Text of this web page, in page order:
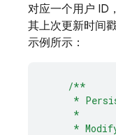
对应一个用户 ID
其上次更新时间
示例所示：
/**
*
*
*